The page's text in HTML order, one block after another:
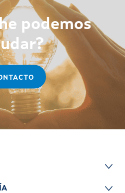
podemos